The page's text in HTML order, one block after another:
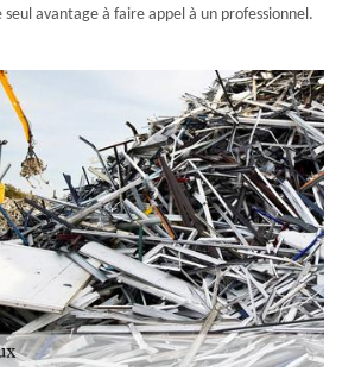
avantage à faire appel à un professionnel.